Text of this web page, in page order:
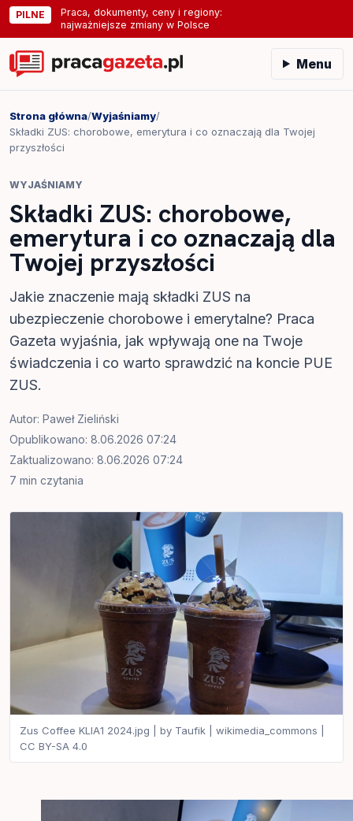
PILNE
Praca, dokumenty, ceny i regiony:
najważniejsze zmiany w Polsce
Menu
Strona główna/Wyjaśniamy/
Składki ZUS: chorobowe, emerytura i co oznaczają dla Twojej
przyszłości
WYJAŚNIAMY
Składki ZUS: chorobowe,
emerytura i co oznaczają dla
Twojej przyszłości
Jakie znaczenie mają składki ZUS na
ubezpieczenie chorobowe i emerytalne? Praca
Gazeta wyjaśnia, jak wpływają one na Twoje
świadczenia i co warto sprawdzić na koncie PUE
ZUS.
Autor: Paweł Zieliński
Opublikowano: 8.06.2026 07:24
Zaktualizowano: 8.06.2026 07:24
7 min czytania
Zus Coffee KLIA1 2024.jpg | by Taufik | wikimedia_commons |
CC BY-SA 4.0